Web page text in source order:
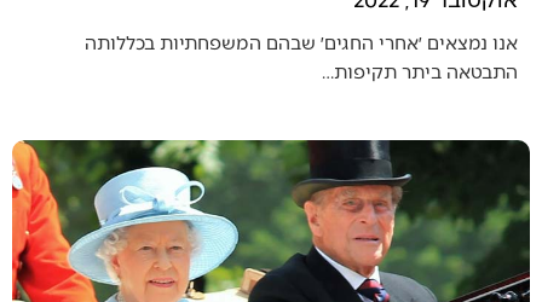
אנו נמצאים ׳אחרי החגים׳ שבהם המשפחתיות בכללותה
התבטאה ביתר תקיפות…